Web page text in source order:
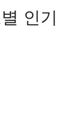
인기